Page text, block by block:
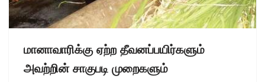
மானாவாரிக்கு ஏற்ற தீவனப்பயிர்களும்
அவற்றின் சாகுபடி முறைகளும்